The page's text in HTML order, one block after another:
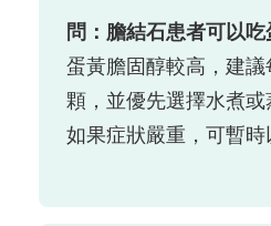
問：膽結石患者可以吃
蛋黃膽固醇較高，建
顆，並優先選擇水煮或
如果症狀嚴重，可暫時